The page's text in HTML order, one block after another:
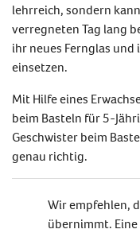
lehrreich, sondern
verregneten Tag lang
ihr neues Fernglas
einsetzen.
Mit Hilfe eines
beim Basteln für 5-
Geschwister beim
genau richtig.
Wir empfehlen,
übernimmt. Eine